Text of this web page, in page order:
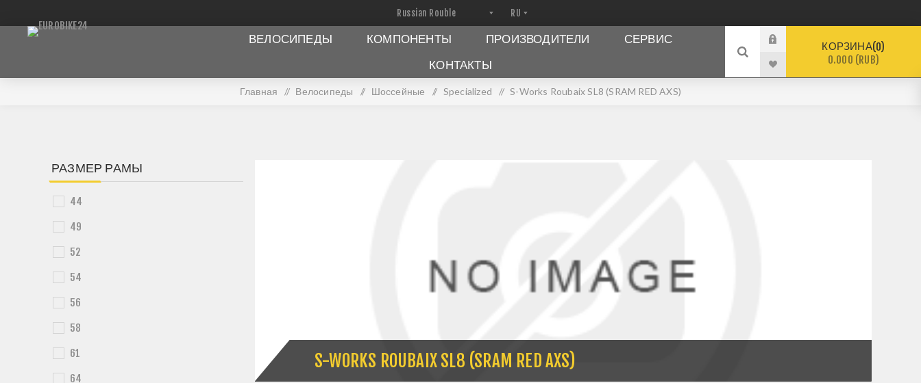
ВЕЛОСИПЕДЫ КОМПОНЕНТЫ ПРОИЗВОДИТЕЛИ
СЕРВИС
КОНТАКТЫ
КОРЗИНА 0
0.000 (RUB)
Главная / Велосипеды / Шоссейные / Specialized / S-Works Roubaix SL8 (SRAM RED AXS)
S-WORKS ROUBAIX SL8 (SRAM RED AXS)
РАЗМЕР РАМЫ
44
49
52
54
56
58
61
64